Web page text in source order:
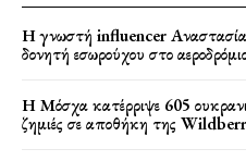
Η γνωστή influencer
δονητή εσωρούχου στο
Η Μόσχα κατέρριψε 605
ζημιές σε αποθήκη της